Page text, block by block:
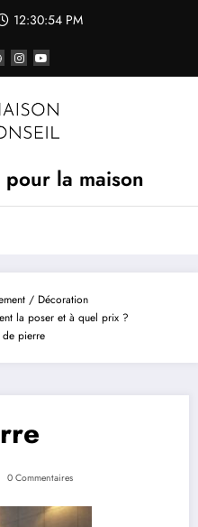
12:30:54 PM
pour la maison
/ Décoration
la poser et à quel prix ?
de pierre
0 Commentaires